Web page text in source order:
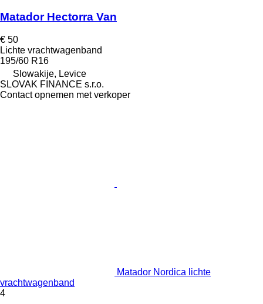
Matador Hectorra Van
€ 50
Lichte vrachtwagenband
195/60 R16
Slowakije, Levice
SLOVAK FINANCE s.r.o.
Contact opnemen met verkoper
Matador Nordica lichte
vrachtwagenband
4